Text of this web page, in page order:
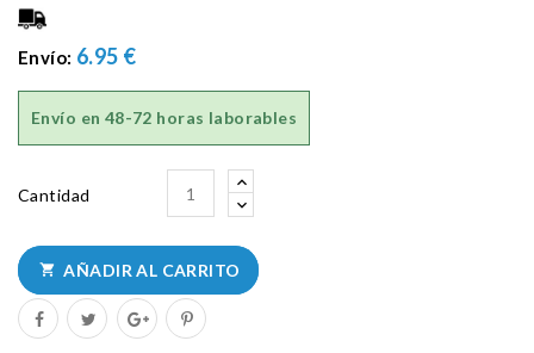
Envío: 6.95 €
Envío en 48-72 horas laborables
Cantidad
 AÑADIR AL CARRITO